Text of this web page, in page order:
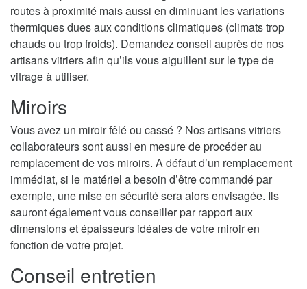
routes à proximité mais aussi en diminuant les variations
thermiques dues aux conditions climatiques (climats trop
chauds ou trop froids). Demandez conseil auprès de nos
artisans vitriers afin qu’ils vous aiguillent sur le type de
vitrage à utiliser.
Miroirs
Vous avez un miroir fêlé ou cassé ? Nos artisans vitriers
collaborateurs sont aussi en mesure de procéder au
remplacement de vos miroirs. A défaut d’un remplacement
immédiat, si le matériel a besoin d’être commandé par
exemple, une mise en sécurité sera alors envisagée. Ils
sauront également vous conseiller par rapport aux
dimensions et épaisseurs idéales de votre miroir en
fonction de votre projet.
Conseil entretien